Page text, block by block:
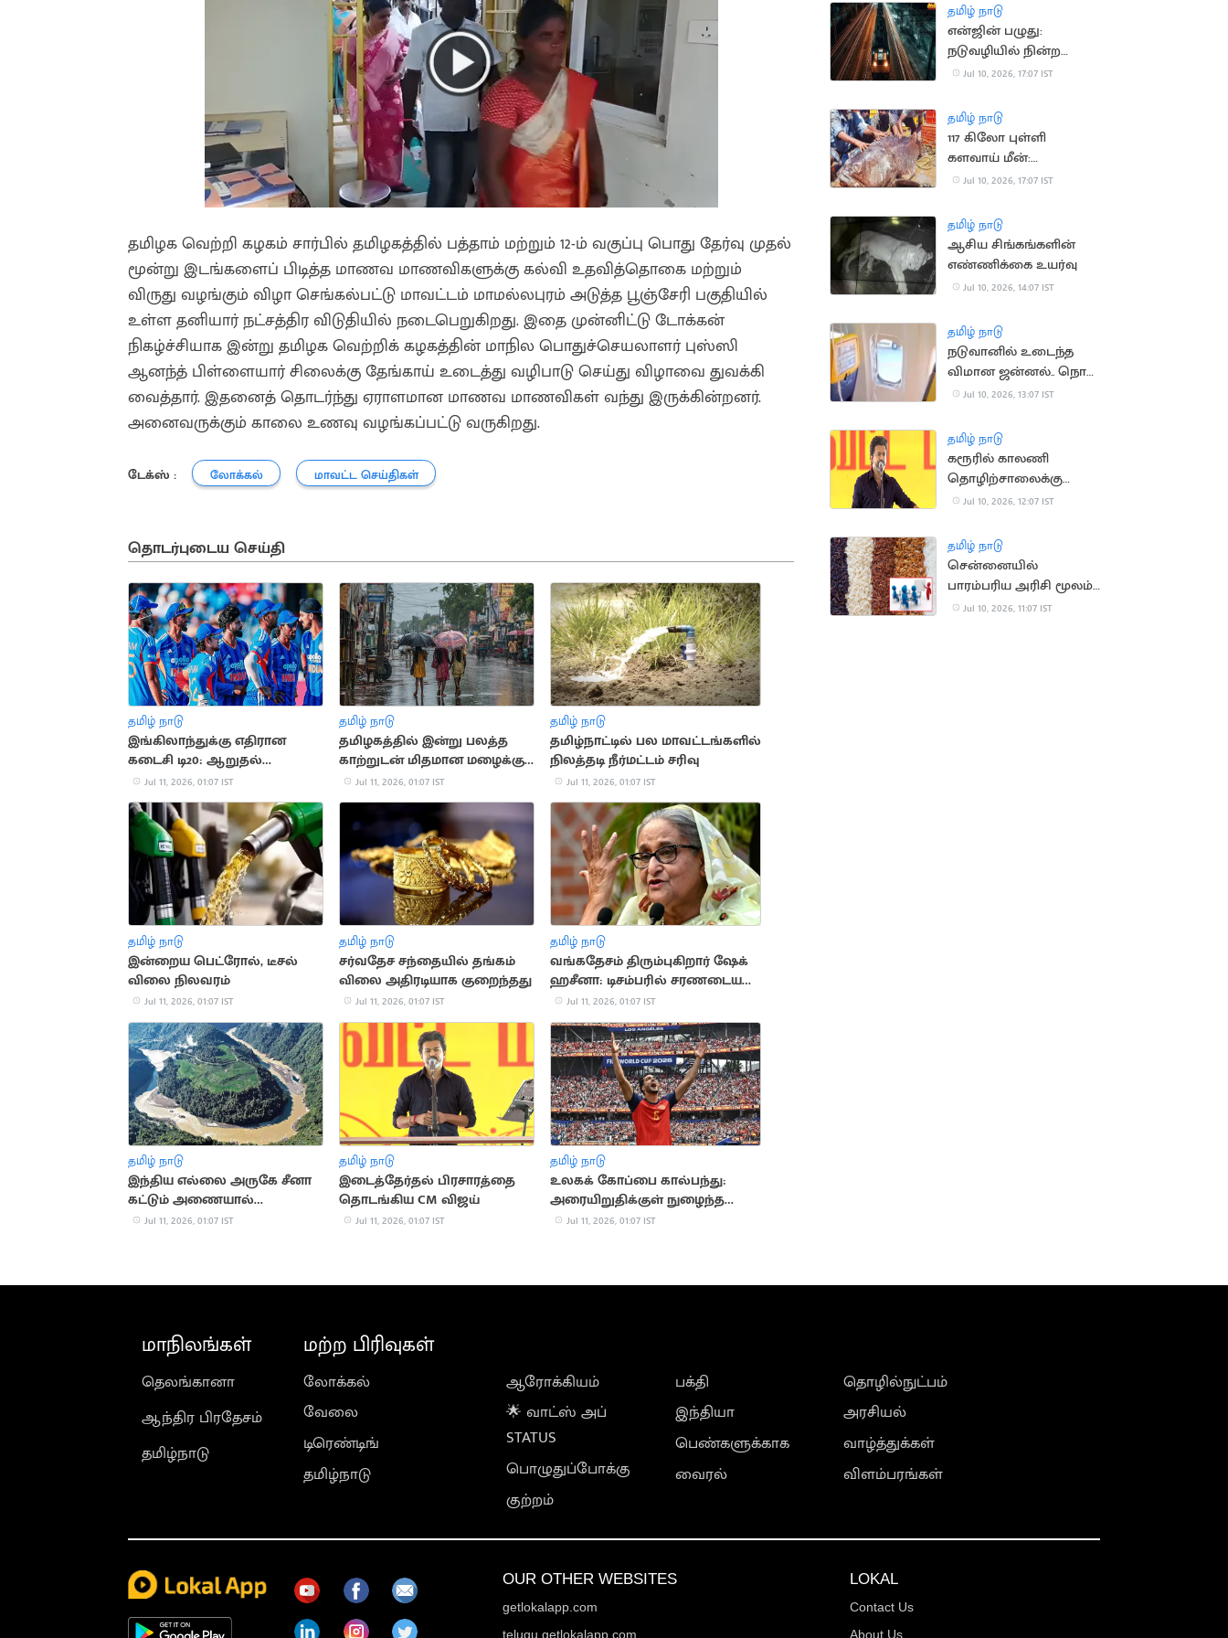
தமிழக வெற்றி கழகம் சார்பில் தமிழகத்தில் பத்தாம் மற்றும் 12-ம் வகுப்பு பொது தேர்வு முதல்
மூன்று இடங்களைப் பிடித்த மாணவ மாணவிகளுக்கு கல்வி உதவித்தொகை மற்றும்
விருது வழங்கும் விழா செங்கல்பட்டு மாவட்டம் மாமல்லபுரம் அடுத்த பூஞ்சேரி பகுதியில்
உள்ள தனியார் நட்சத்திர விடுதியில் நடைபெறுகிறது. இதை முன்னிட்டு டோக்கன்
நிகழ்ச்சியாக இன்று தமிழக வெற்றிக் கழகத்தின் மாநில பொதுச்செயலாளர் புஸ்ஸி
ஆனந்த் பிள்ளையார் சிலைக்கு தேங்காய் உடைத்து வழிபாடு செய்து விழாவை துவக்கி
வைத்தார். இதனைத் தொடர்ந்து ஏராளமான மாணவ மாணவிகள் வந்து இருக்கின்றனர்.
அனைவருக்கும் காலை உணவு வழங்கப்பட்டு வருகிறது.
டேக்ஸ் : லோக்கல் மாவட்ட செய்திகள்
தொடர்புடைய செய்தி
தமிழ் நாடு
இங்கிலாந்துக்கு எதிரான
கடைசி டி20: ஆறுதல்
வெற்றிக்கு இந்தியா
போராட்டம்
Jul 11, 2026, 01:07 IST
தமிழ் நாடு
தமிழகத்தில் இன்று பலத்த
காற்றுடன் மிதமான மழைக்கு
வாய்ப்பு
Jul 11, 2026, 01:07 IST
தமிழ் நாடு
தமிழ்நாட்டில் பல மாவட்டங்களில்
நிலத்தடி நீர்மட்டம் சரிவு
Jul 11, 2026, 01:07 IST
தமிழ் நாடு
இன்றைய பெட்ரோல், டீசல்
விலை நிலவரம்
Jul 11, 2026, 01:07 IST
தமிழ் நாடு
சர்வதேச சந்தையில் தங்கம்
விலை அதிரடியாக குறைந்தது
Jul 11, 2026, 01:07 IST
தமிழ் நாடு
வங்கதேசம் திரும்புகிறார் ஷேக்
ஹசீனா: டிசம்பரில் சரணடைய
திட்டம்
Jul 11, 2026, 01:07 IST
தமிழ் நாடு
இந்திய எல்லை அருகே சீனா
கட்டும் அணையால்
நிலநடுக்க அபாயம்
Jul 11, 2026, 01:07 IST
தமிழ் நாடு
இடைத்தேர்தல் பிரசாரத்தை
தொடங்கிய CM விஜய்
Jul 11, 2026, 01:07 IST
தமிழ் நாடு
உலகக் கோப்பை கால்பந்து:
அரையிறுதிக்குள் நுழைந்த
ஸ்பெயின் அணி
Jul 11, 2026, 01:07 IST
தமிழ் நாடு
என்ஜின் பழுது:
நடுவழியில் நின்ற
ராமேஸ்வரம் எக்ஸ்பிரஸ்
Jul 10, 2026, 17:07 IST
தமிழ் நாடு
117 கிலோ புள்ளி
களவாய் மீன்:
மீனவர்களுக்கு
Jul 10, 2026, 17:07 IST
தமிழ் நாடு
ஆசிய சிங்கங்களின்
எண்ணிக்கை உயர்வு
Jul 10, 2026, 14:07 IST
தமிழ் நாடு
நடுவானில் உடைந்த
விமான ஜன்னல்.. நொடி
பொழுதில் உயிர்
Jul 10, 2026, 13:07 IST
தமிழ் நாடு
கரூரில் காலணி
தொழிற்சாலைக்கு
அடிக்கல் நாட்டிய
Jul 10, 2026, 12:07 IST
தமிழ் நாடு
சென்னையில்
பாரம்பரிய அரிசி மூலம்
உணவுப் பொருட்கள்
Jul 10, 2026, 11:07 IST
மாநிலங்கள்
தெலங்கானா
ஆந்திர பிரதேசம்
தமிழ்நாடு
மற்ற பிரிவுகள்
லோக்கல்
வேலை
டிரெண்டிங்
தமிழ்நாடு
ஆரோக்கியம்
🌟 வாட்ஸ் அப்
STATUS
பொழுதுப்போக்கு
குற்றம்
பக்தி
இந்தியா
பெண்களுக்காக
வைரல்
தொழில்நுட்பம்
அரசியல்
வாழ்த்துக்கள்
விளம்பரங்கள்
OUR OTHER WEBSITES
getlokalapp.com
telugu.getlokalapp.com
LOKAL
Contact Us
About Us